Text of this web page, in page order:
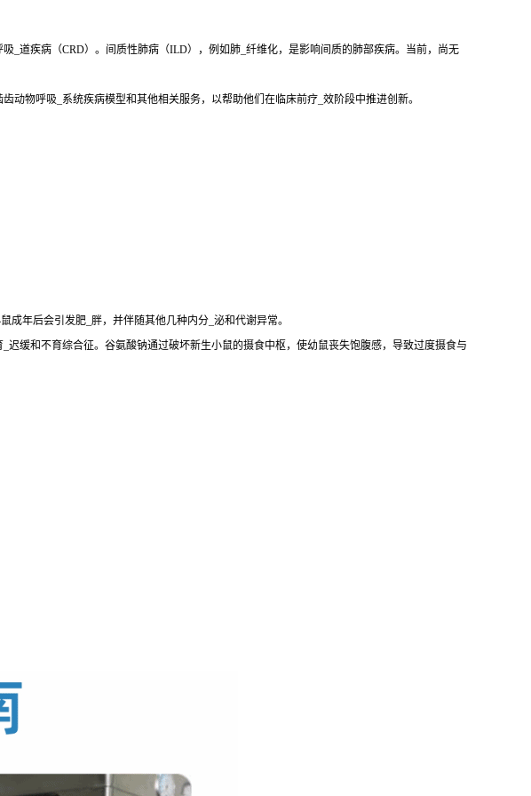
_道疾病（CRD）。间质性肺病（ILD），例如肺_纤维化，是影响间质的肺部疾病。当前，尚无
物呼吸_系统疾病模型和其他相关服务，以帮助他们在临床前疗_效阶段中推进创新。
年后会引发肥_胖，并伴随其他几种内分_泌和代谢异常。
缓和不育综合征。谷氨酸钠通过破坏新生小鼠的摄食中枢，使幼鼠丧失饱腹感，导致过度摄食与